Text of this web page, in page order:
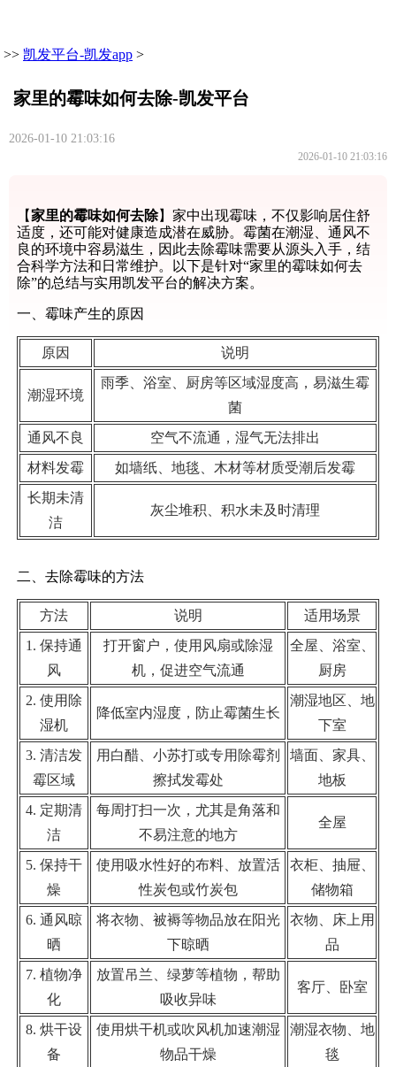
>> 凯发平台-凯发app >
家里的霉味如何去除-凯发平台
2026-01-10 21:03:16
2026-01-10 21:03:16
【家里的霉味如何去除】家中出现霉味，不仅影响居住舒
适度，还可能对健康造成潜在威胁。霉菌在潮湿、通风不
良的环境中容易滋生，因此去除霉味需要从源头入手，结
合科学方法和日常维护。以下是针对“家里的霉味如何去
除”的总结与实用凯发平台的解决方案。
一、霉味产生的原因
原因 说明
潮湿环境
雨季、浴室、厨房等区域湿度高，易滋生霉
菌
通风不良
空气不流通，湿气无法排出
材料发霉
如墙纸、地毯、木材等材质受潮后发霉
长期未清
洁
灰尘堆积、积水未及时清理
二、去除霉味的方法
方法 说明
适用场景
1. 保持通
风
打开窗户，使用风扇或除湿
机，促进空气流通
全屋、浴室、
厨房
2. 使用除
湿机
降低室内湿度，防止霉菌生长
潮湿地区、地
下室
3. 清洁发
霉区域
用白醋、小苏打或专用除霉剂
擦拭发霉处
墙面、家具、
地板
4. 定期清
洁
每周打扫一次，尤其是角落和
不易注意的地方
全屋
5. 保持干
燥
使用吸水性好的布料、放置活
性炭包或竹炭包
衣柜、抽屉、
储物箱
6. 通风晾
晒
将衣物、被褥等物品放在阳光
下晾晒
衣物、床上用
品
7. 植物净
化
放置吊兰、绿萝等植物，帮助
吸收异味
客厅、卧室
8. 烘干设
备
使用烘干机或吹风机加速潮湿
物品干燥
潮湿衣物、地
毯